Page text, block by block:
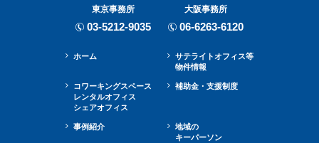
東京事務所
03-5212-9035
大阪事務所
06-6263-6120
ホーム
サテライトオフィス等
物件情報
コワーキングスペース
レンタルオフィス
シェアオフィス
補助金・⽀援制度
事例紹介
地域の
キーパーソン